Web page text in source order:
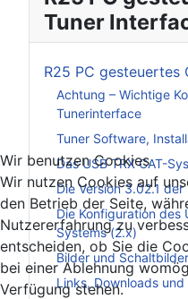
Tuner
R25 PC gesteuertes
Achtung – Wichtige
Tunerinterface
Tuner Software,
Das USB TRX CAT-
Die Version 3.02.1
Die Konfiguration des
Systems (2.x)
Bilder und
Links, Downloads
Wir benutzen Cookies
Wir nutzen Cookies auf
den Betrieb der Seite,
Nutzererfahrung zu
entscheiden, ob Sie die
bei einer Ablehnung
Verfügung stehen.